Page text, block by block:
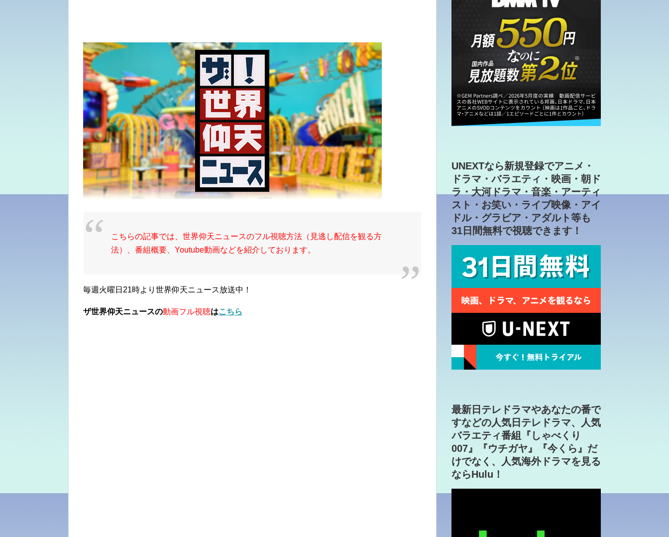
こちらの記事では、世界仰天ニュースのフル視聴方法（見逃し配信を観る方
法）、番組概要、Youtube動画などを紹介しております。
毎週火曜日21時より世界仰天ニュース放送中！
ザ世界仰天ニュースの動画フル視聴はこちら
UNEXTなら新規登録でアニメ・
ドラマ・バラエティ・映画・朝ド
ラ・大河ドラマ・音楽・アーティ
スト・お笑い・ライブ映像・アイ
ドル・グラビア・アダルト等も
31日間無料で視聴できます！
最新日テレドラマやあなたの番で
すなどの人気日テレドラマ、人気
バラエティ番組『しゃべくり
007』『ウチガヤ』『今くら』だ
けでなく、人気海外ドラマを見る
ならHulu！